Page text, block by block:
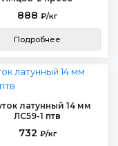
888 ₽/кг
Подробнее
латунный 14 мм
ЛС59-1 птв
732 ₽/кг